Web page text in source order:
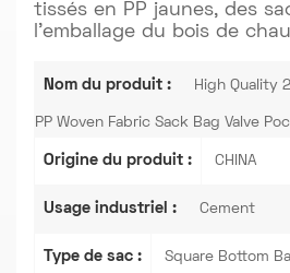
tissés en PP jaunes, des
l'emballage du bois de
Nom du produit : High Quality
PP Woven Fabric Sack Bag Valve
Origine du produit : CHINA
Usage industriel : Cement
Type de sac : Square Bottom